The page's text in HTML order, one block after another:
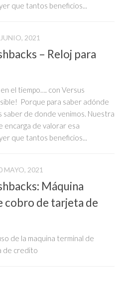
que tantos beneficios...
2021
– Reloj para
el tiempo…. con Versus
Porque para saber adónde
saber de donde venimos. Nuestra
encarga de valorar esa
que tantos beneficios...
MAYO, 2021
Máquina
cobro de tarjeta de
de la maquina terminal de
de credito